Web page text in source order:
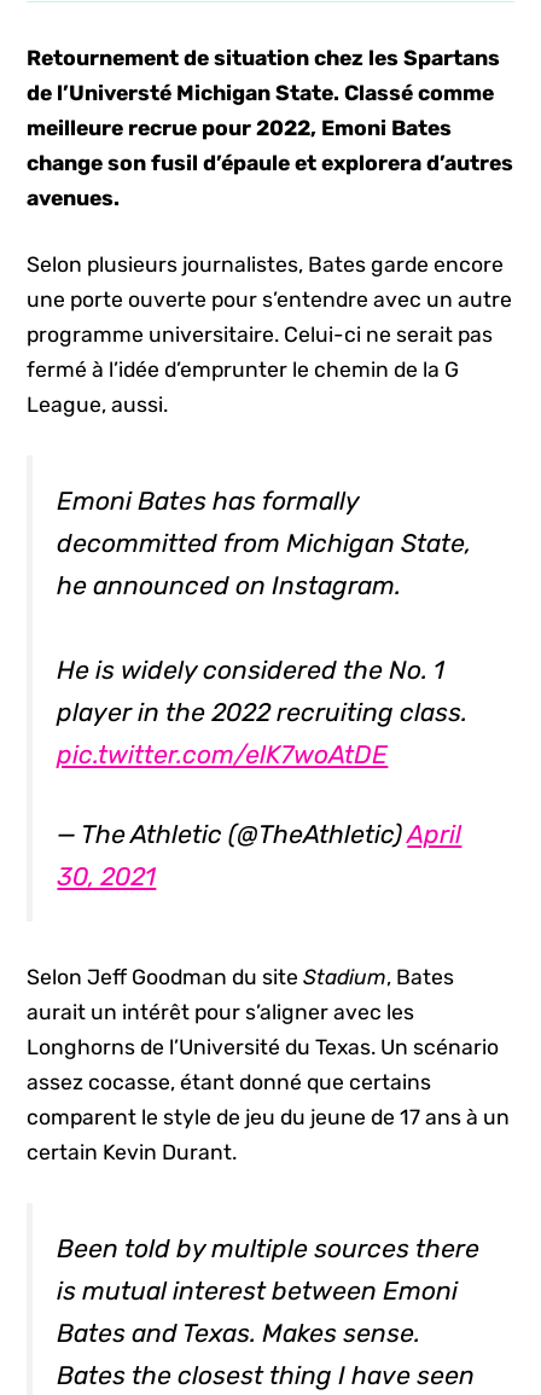
Retournement de situation chez les Spartans
de l’Universté Michigan State. Classé comme
meilleure recrue pour 2022, Emoni Bates
change son fusil d’épaule et explorera d’autres
avenues.
Selon plusieurs journalistes, Bates garde encore
une porte ouverte pour s’entendre avec un autre
programme universitaire. Celui-ci ne serait pas
fermé à l’idée d’emprunter le chemin de la G
League, aussi.
Emoni Bates has formally
decommitted from Michigan State,
he announced on Instagram.
He is widely considered the No. 1
player in the 2022 recruiting class.
pic.twitter.com/elK7woAtDE
— The Athletic (@TheAthletic)April
30, 2021
Selon Jeff Goodman du siteStadium, Bates
aurait un intérêt pour s’aligner avec les
Longhorns de l’Université du Texas. Un scénario
assez cocasse, étant donné que certains
comparent le style de jeu du jeune de 17 ans à un
certain Kevin Durant.
Been told by multiple sources there
is mutual interest between Emoni
Bates and Texas. Makes sense.
Bates the closest thing I have seen